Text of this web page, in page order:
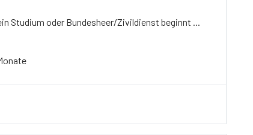
Studium oder Bundesheer/Zivildienst beginnt ...